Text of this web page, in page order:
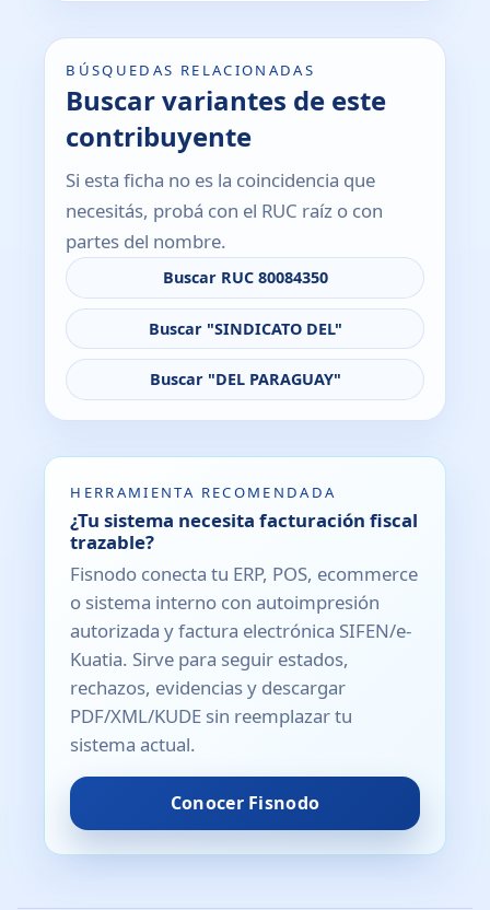
BÚSQUEDAS RELACIONADAS
Buscar variantes de este
contribuyente
Si esta ficha no es la coincidencia que
necesitás, probá con el RUC raíz o con
partes del nombre.
Buscar RUC 80084350
Buscar "SINDICATO DEL"
Buscar "DEL PARAGUAY"
HERRAMIENTA RECOMENDADA
¿Tu sistema necesita facturación fiscal
trazable?
Fisnodo conecta tu ERP, POS, ecommerce
o sistema interno con autoimpresión
autorizada y factura electrónica SIFEN/e-
Kuatia. Sirve para seguir estados,
rechazos, evidencias y descargar
PDF/XML/KUDE sin reemplazar tu
sistema actual.
Conocer Fisnodo